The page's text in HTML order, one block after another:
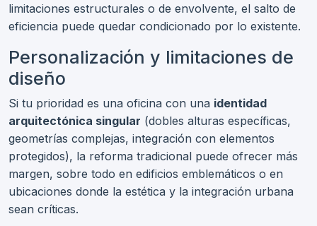
limitaciones estructurales o de envolvente, el salto de
eficiencia puede quedar condicionado por lo existente.
Personalización y limitaciones de
diseño
Si tu prioridad es una oficina con una identidad
arquitectónica singular (dobles alturas específicas,
geometrías complejas, integración con elementos
protegidos), la reforma tradicional puede ofrecer más
margen, sobre todo en edificios emblemáticos o en
ubicaciones donde la estética y la integración urbana
sean críticas.